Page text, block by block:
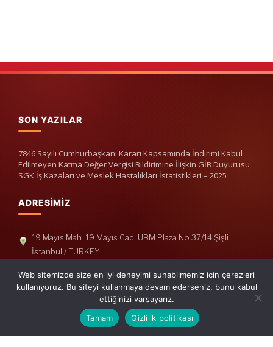
SON YAZILAR
7846 Sayılı Cumhurbaşkanı Kararı Kapsamında İndirimi Kabul
Edilmeyen Katma Değer Vergisi Bildirimine İlişkin GİB Duyurusu
SGK İş Kazaları ve Meslek Hastalıkları İstatistikleri – 2025
ADRESIMIZ
19 Mayıs Mah. 19 Mayıs Cad. UBM Plaza No:37/14 Şişli
İstanbul / TURKEY
Telefon: +90(212) 240 33 39
Telefon: +90(212) 248 19 36
info@erisymm.com
Web sitemizde size en iyi deneyimi sunabilmemiz için çerezleri
kullanıyoruz. Bu siteyi kullanmaya devam ederseniz, bunu kabul
ettiğinizi varsayarız.
Tamam
Gizlilik politikası